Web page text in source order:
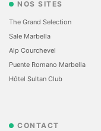
NOS SITES
The Grand Selection
Sale Marbella
Alp Courchevel
Puente Romano Marbella
Hôtel Sultan Club
CONTACT